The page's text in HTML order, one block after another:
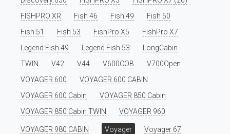
FISHPRO XR
Fish 46 Fish 49
Fish 50
Fish 51
Fish 53 FishPro X5
FishPro X7
Legend Fish 49
Legend Fish 53
LongCabin
TWIN
V42 V44 V600COB
V700Open
VOYAGER 600
VOYAGER 600 CABIN
VOYAGER 600 Cabin
VOYAGER 850 Cabin
VOYAGER 850 Cabin TWIN
VOYAGER 960
VOYAGER 980 CABIN Voyager Voyager 67